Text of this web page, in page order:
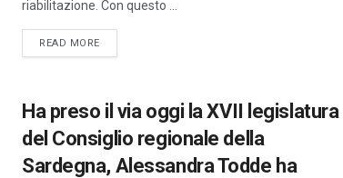
riabilitazione. Con questo ...
READ MOREDETAILS
Ha preso il via oggi la XVII legislatura
del Consiglio regionale della
Sardegna, Alessandra Todde ha